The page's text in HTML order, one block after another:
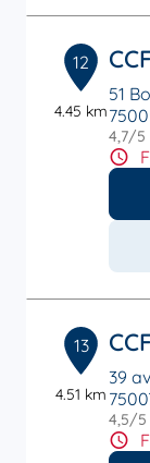
12
4.45 km
51
4,7/5
13
4.51 km
39
4,5/5